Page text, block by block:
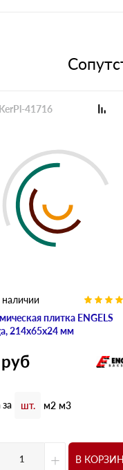
плитка ENGELS
214х65х24 мм
41716
шт. м2 м3
+ В